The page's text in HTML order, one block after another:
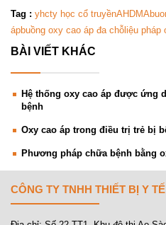
Tag : yhcty học cổ truyềnAHDMA
ápbuồng oxy cao áp đa chỗ liệu pháp
BÀI VIẾT KHÁC
Hệ thống oxy cao áp được ứng
bệnh
Oxy cao áp trong điều trị trẻ bị
Phương pháp chữa bệnh bằng
CÔNG TY TNHH THIẾT BỊ Y